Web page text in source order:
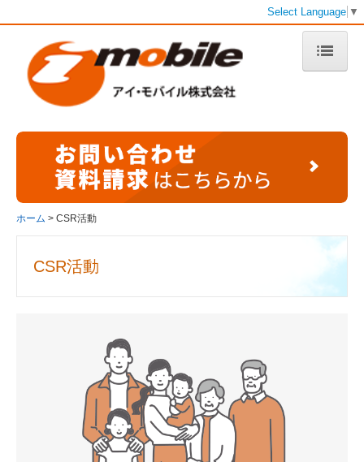
Select Language ▼
ホーム
デジタルサービス
お客様の声
Wepage（ウィーページ）
ホワイトレーベル
人材ソリューション
採用専用ホームページ制作
ホーム CSR活動
CSR活動